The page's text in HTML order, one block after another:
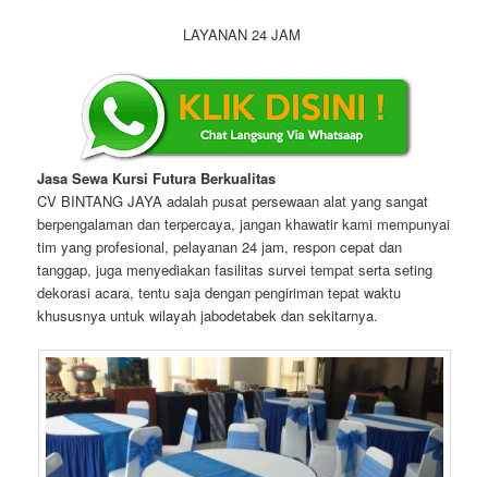
LAYANAN 24 JAM
Jasa Sewa Kursi Futura Berkualitas
CV BINTANG JAYA adalah pusat persewaan alat yang sangat
berpengalaman dan terpercaya, jangan khawatir kami mempunyai
tim yang profesional, pelayanan 24 jam, respon cepat dan
tanggap, juga menyediakan fasilitas survei tempat serta seting
dekorasi acara, tentu saja dengan pengiriman tepat waktu
khususnya untuk wilayah jabodetabek dan sekitarnya.